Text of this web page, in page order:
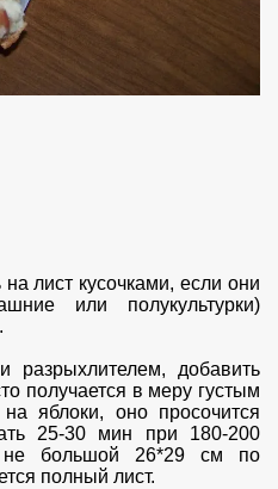
лист кусочками, если они
или полукультурки)
добавить
получается в меру густым
яблоки, оно просочится
25-30 мин при 180-200
не большой 26*29 см по
полный лист.